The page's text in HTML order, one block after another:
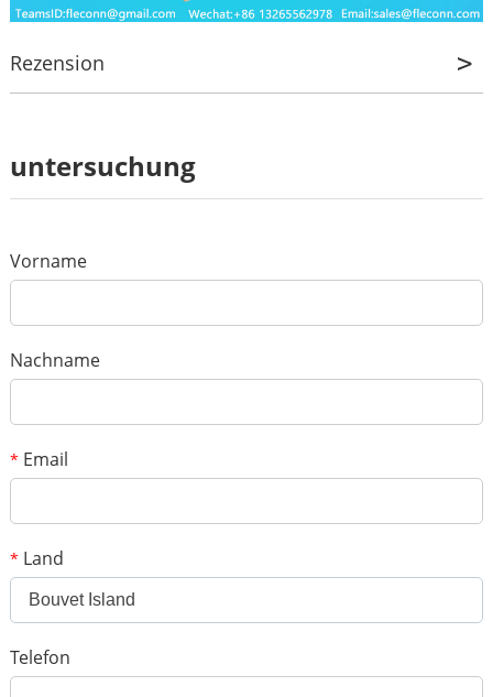
Rezension
Rezension
*Botschaft
untersuchung
Vorname
Nachname
* Email
* Land
Bouvet Island
Telefon